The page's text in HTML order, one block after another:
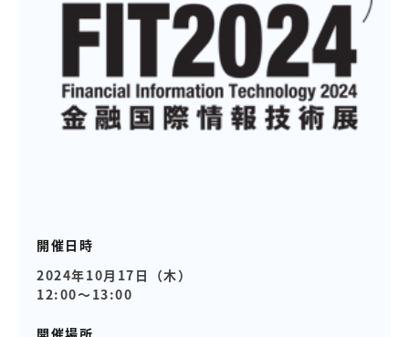
開催日時
2024年10月17日（木）
12:00～13:00
開催場所